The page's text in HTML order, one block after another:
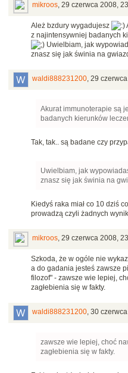
mikroos, 29 czerwca 2008,
Ależ bzdury wygadujesz
z najintensywniej badanych
Uwielbiam, jak
znasz się jak świnia na
waldi888231200, 29
Akurat immunoterapie są
badanych kierunków
Tak, tak.. są badane czy
Uwielbiam, jak
znasz się jak świnia na
Kiedyś raka miał co 10 dziś
prowadzą czyli żadnych
mikroos, 29 czerwca 2008,
Szkoda, że w ogóle nie
a do gadania jesteś zawsze
filozof" - zawsze wie lepiej,
zagłebienia się w fakty.
waldi888231200, 30
zawsze wie lepiej, choć
zagłebienia się w fakty.